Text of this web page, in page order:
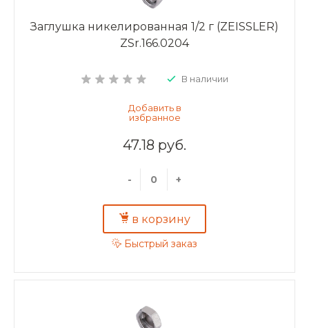
Заглушка никелированная 1/2 г (ZEISSLER)
ZSr.166.0204
В наличии
47.18 руб.
- +
в корзину
Быстрый заказ